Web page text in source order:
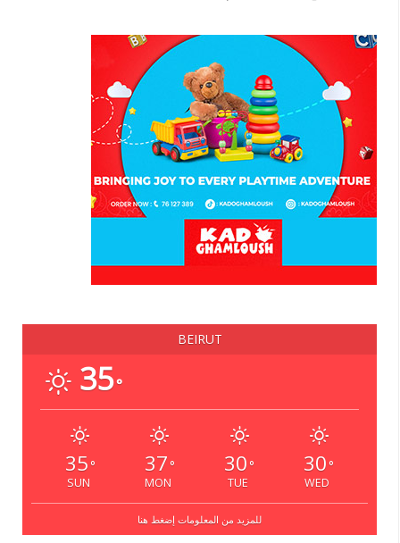
BEIRUT
35°
35 °
SUN
37 °
MON
30 °
TUE
30 °
WED
للمزيد من المعلومات إضغط هنا